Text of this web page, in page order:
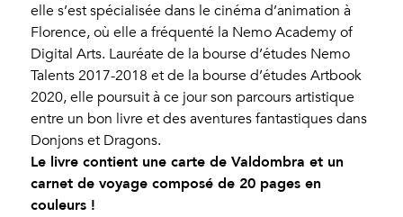
elle s’est spécialisée dans le cinéma d’animation à
Florence, où elle a fréquenté la Nemo Academy of
Digital Arts. Lauréate de la bourse d’études Nemo
Talents 2017-2018 et de la bourse d’études Artbook
2020, elle poursuit à ce jour son parcours artistique
entre un bon livre et des aventures fantastiques dans
Donjons et Dragons.
Le livre contient une carte de Valdombra et un
carnet de voyage composé de 20 pages en
couleurs !